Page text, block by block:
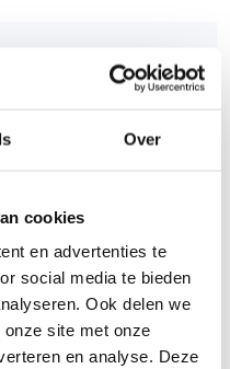
Over
cookies
en advertenties te
social media te bieden
Ook delen we
site met onze
en analyse. Deze